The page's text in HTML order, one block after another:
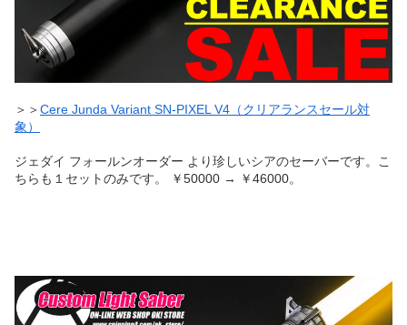
＞＞Cere Junda Variant SN-PIXEL V4（クリアランスセール対
象）
ジェダイ フォールンオーダー より珍しいシアのセーバーです。こ
ちらも１セットのみです。 ￥50000 → ￥46000。